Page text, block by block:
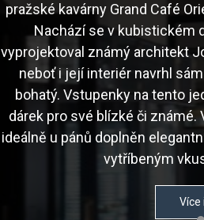
pražské kavárny Grand Café
Nachází se v kubistickém
vyprojektoval známý architekt
neboť i její interiér navrhl
bohatý. Vstupenky na tento
dárek pro své blízké či známé.
ideálně u pánů doplněn
vytříbeným
Více